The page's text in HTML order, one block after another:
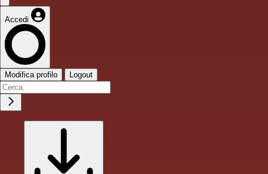
Accedi
Modifica profilo Logout